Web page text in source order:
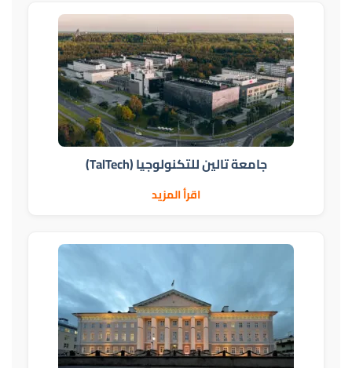
جامعة تالين للتكنولوجيا (TalTech)
اقرأ المزيد